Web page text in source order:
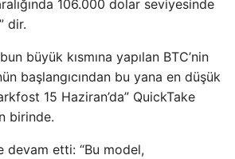
106.000 dolar seviyesinde
dir.
büyük kısmına yapılan BTC’nin
başlangıcından bu yana en düşük
15 Haziran’da” QuickTake
birinde.
devam etti: “Bu model,